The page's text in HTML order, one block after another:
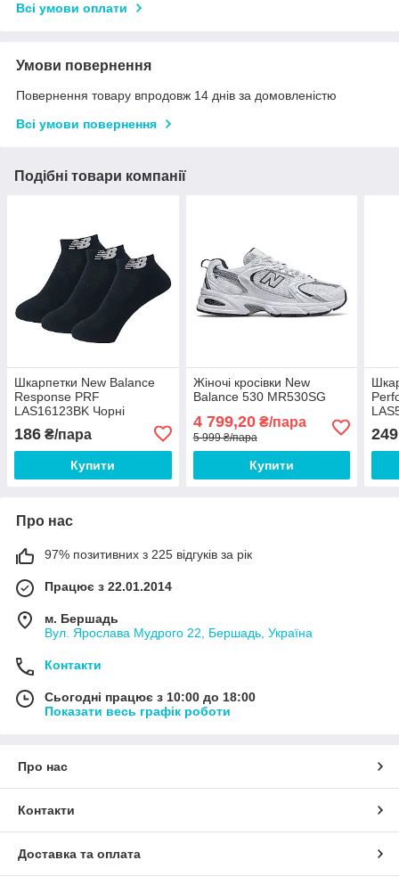
Всі умови оплати
Умови повернення
Повернення товару впродовж 14 днів за домовленістю
Всі умови повернення
Подібні товари компанії
Шкарпетки New Balance
Response PRF
LAS16123BK Чорні
186 ₴/пара
Купити
Жіночі кросівки New
Balance 530 MR530SG
4 799,20₴/пара
5 999 ₴/пара
Купити
249
Про нас
97% позитивних з 225 відгуків за рік
Працює з 22.01.2014
м. Бершадь
Вул. Ярослава Мудрого 22, Бершадь, Україна
Контакти
Сьогодні працює з 10:00 до 18:00
Показати весь графік роботи
Про нас
Контакти
Доставка та оплата